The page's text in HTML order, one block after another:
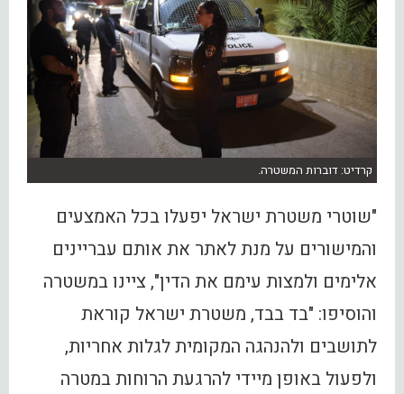
קרדיט: דוברות המשטרה.
"שוטרי משטרת ישראל יפעלו בכל האמצעים
והמישורים על מנת לאתר את אותם עבריינים
אלימים ולמצות עימם את הדין", ציינו במשטרה
והוסיפו: "בד בבד, משטרת ישראל קוראת
לתושבים ולהנהגה המקומית לגלות אחריות,
ולפעול באופן מיידי להרגעת הרוחות במטרה